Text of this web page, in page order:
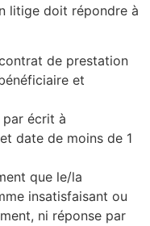
litige doit répondre à
de prestation
et
par écrit à
et date de moins de 1
que le/la
insatisfaisant ou
ni réponse par